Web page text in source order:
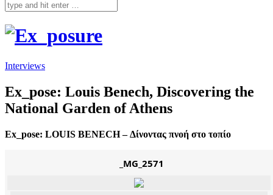
Interviews
Ex_pose: Louis Benech, Discovering the
National Garden of Athens
Ex_pose: LOUIS BENECH – Δίνοντας πνοή στο τοπίο
_MG_2571